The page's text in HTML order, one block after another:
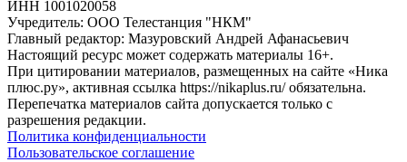
ИНН 1001020058
Учредитель: ООО Телестанция "НКМ"
Главный редактор: Мазуровский Андрей Афанасьевич
Настоящий ресурс может содержать материалы 16+.
При цитировании материалов, размещенных на сайте «Ника
плюс.ру», активная ссылка https://nikaplus.ru/ обязательна.
Перепечатка материалов сайта допускается только с
разрешения редакции.
Политика конфиденциальности
Пользовательское соглашение